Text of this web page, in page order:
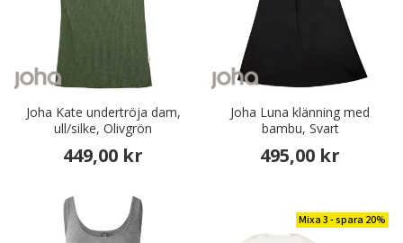
Joha Kate undertröja dam,
ull/silke, Olivgrön
449,00 kr
Joha Luna klänning med
bambu, Svart
495,00 kr
Mixa 3 - spara 20%